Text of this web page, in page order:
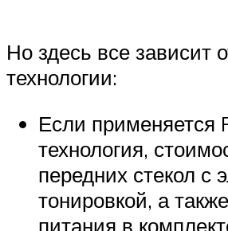
Но здесь все зависит
технологии:
Если применяется
технология,
передних стекол с
тонировкой, а
питания в